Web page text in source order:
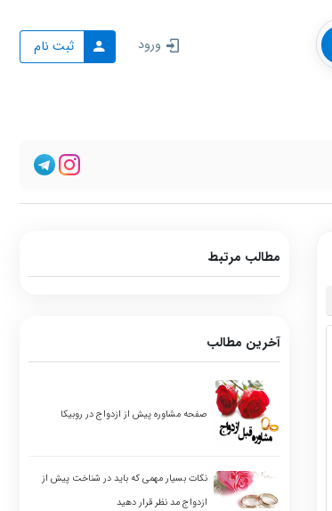
ثبت نام ورود
مطالب مرتبط
آخرین مطالب
صفحه مشاوره پیش از ازدواج در روبیکا
نکات بسیار مهمی که باید در شناخت پیش از
ازدواج مد نظر قرار دهید